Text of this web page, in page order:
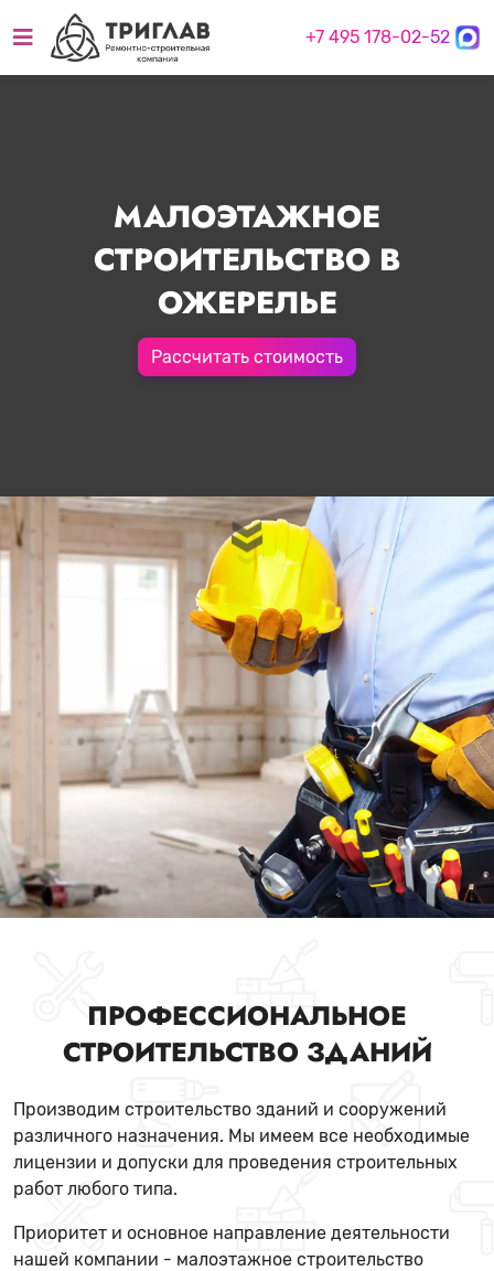
+7 495 178-02-52
МАЛОЭТАЖНОЕ
СТРОИТЕЛЬСТВО В
ОЖЕРЕЛЬЕ
Рассчитать стоимость
ПРОФЕССИОНАЛЬНОЕ
СТРОИТЕЛЬСТВО ЗДАНИЙ
Производим строительство зданий и сооружений
различного назначения. Мы имеем все необходимые
лицензии и допуски для проведения строительных
работ любого типа.
Приоритет и основное направление деятельности
нашей компании - малоэтажное строительство